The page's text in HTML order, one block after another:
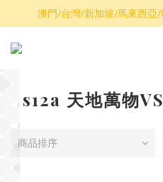
散卡買滿$100包平郵，全部
澳門/台灣/新加坡/馬來西亞
散卡買滿$100包平郵，全部
s12a 天地萬物
商品排序